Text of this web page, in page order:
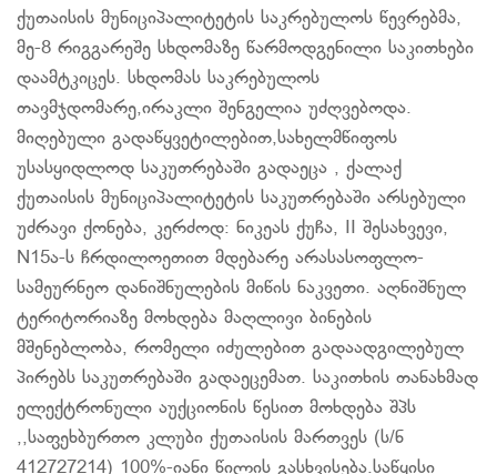
ქუთაისის მუნიციპალიტეტის საკრებულოს წევრებმა,
მე-8 რიგგარეშე სხდომაზე წარმოდგენილი საკითხები
დაამტკიცეს. სხდომას საკრებულოს
თავმჯდომარე,ირაკლი შენგელია უძღვებოდა.
მიღებული გადაწყვეტილებით,სახელმწიფოს
უსასყიდლოდ საკუთრებაში გადაეცა , ქალაქ
ქუთაისის მუნიციპალიტეტის საკუთრებაში არსებული
უძრავი ქონება, კერძოდ: ნიკეას ქუჩა, II შესახვევი,
N15ა-ს ჩრდილოეთით მდებარე არასასოფლო-
სამეურნეო დანიშნულების მიწის ნაკვეთი. აღნიშნულ
ტერიტორიაზე მოხდება მაღლივი ბინების
მშენებლობა, რომელი იძულებით გადაადგილებულ
პირებს საკუთრებაში გადაეცემათ. საკითხის თანახმად
ელექტრონული აუქციონის წესით მოხდება შპს
,,საფეხბურთო კლუბი ქუთაისის მართვეს (ს/ნ
412727214) 100%-იანი წილის გასხვისება.საწყისი